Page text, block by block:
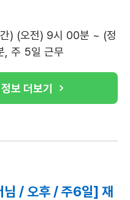
) (오전) 9시 00분 ~ (정
주 5일 근무
보 더보기
님 / 오후 / 주6일] 재